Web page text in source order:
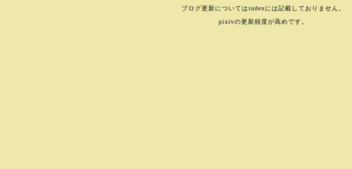
ブログ更新についてはindexには記載しておりません。
pixivの更新頻度が高めです。